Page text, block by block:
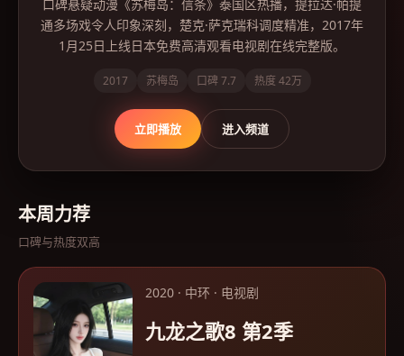
口碑悬疑动漫《苏梅岛：信条》泰国区热播，提拉达·帕提
通多场戏令人印象深刻，楚克·萨克瑞科调度精准，2017年
1月25日上线日本免费高清观看电视剧在线完整版。
2017 苏梅岛 口碑7.7 热度 42万
立即播放 进入频道
本周力荐
口碑与热度双高
2020 · 中环 · 电视剧
九龙之歌8 第2季